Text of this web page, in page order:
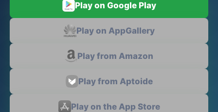
Play on Google Play
Play on AppGallery
Play from Amazon
Play from Aptoide
Play on the App Store